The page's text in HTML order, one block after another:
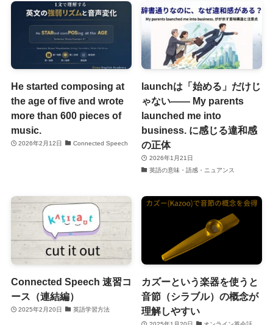
He started composing at
the age of five and wrote
more than 600 pieces of
music.
2026年2月12日 Connected Speech
launchは「始める」だけじ
ゃない―― My parents
launched me into
business. に感じる違和感
の正体
2026年1月21日
英語の意味・語感・ニュアンス
Connected Speech 速習コ
ース（連結編）
2025年2月20日 英語学習方法
カズーという楽器を使うと
音節（シラブル）の概念が
理解しやすい